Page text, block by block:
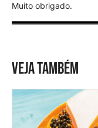
Muito obrigado.
VEJA TAMBÉM